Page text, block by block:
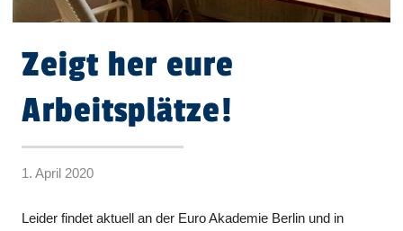
Zeigt her eure
Arbeitsplätze!
1. April 2020
Leider findet aktuell an der Euro Akademie Berlin und in